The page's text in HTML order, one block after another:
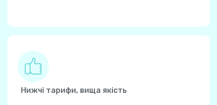
Нижчі тарифи, вища якість